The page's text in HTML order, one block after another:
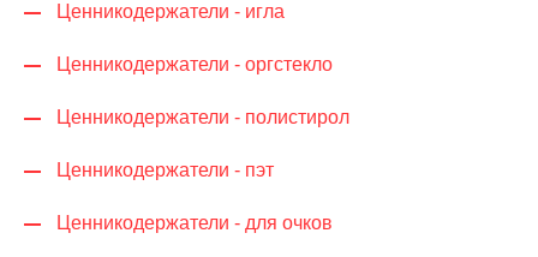
Ценникодер­жа­те­ли - игла
Ценникодер­жа­те­ли - оргстекло
Ценникодер­жа­те­ли - полистирол
Ценникодер­жа­те­ли - пэт
Ценникодер­жа­те­ли - для очков